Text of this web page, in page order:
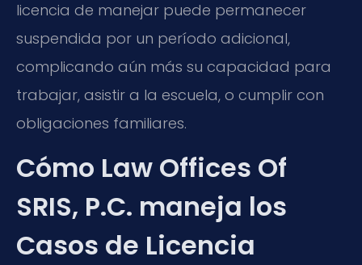
licencia de manejar puede permanecer
suspendida por un período adicional,
complicando aún más su capacidad para
trabajar, asistir a la escuela, o cumplir con
obligaciones familiares.
Cómo Law Offices Of
SRIS, P.C. maneja los
Casos de Licencia